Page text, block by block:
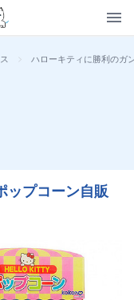
> ハローキティに勝利のガ
ップコーン自販